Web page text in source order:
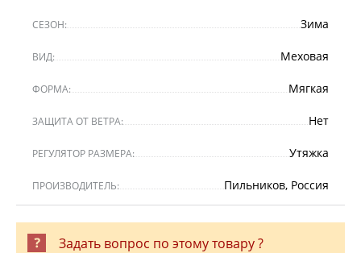
СЕЗОН: Зима
ВИД: Меховая
ФОРМА: Мягкая
ЗАЩИТА ОТ ВЕТРА: Нет
РЕГУЛЯТОР РАЗМЕРА: Утяжка
ПРОИЗВОДИТЕЛЬ: Пильников, Россия
Задать вопрос по этому товару ?